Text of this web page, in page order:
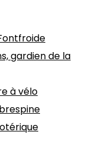
gardien de la
à vélo